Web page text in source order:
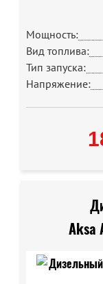
Мощность:
Вид топлива:
Тип запуска:
Напряжение:
Aksa